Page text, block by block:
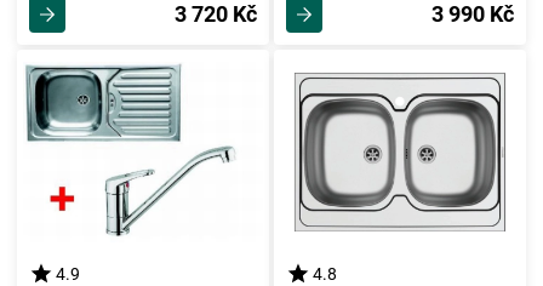
3 720 Kč 3 990 Kč
4.9 4.8